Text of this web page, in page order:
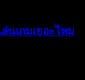
นเกมเยอะไหม